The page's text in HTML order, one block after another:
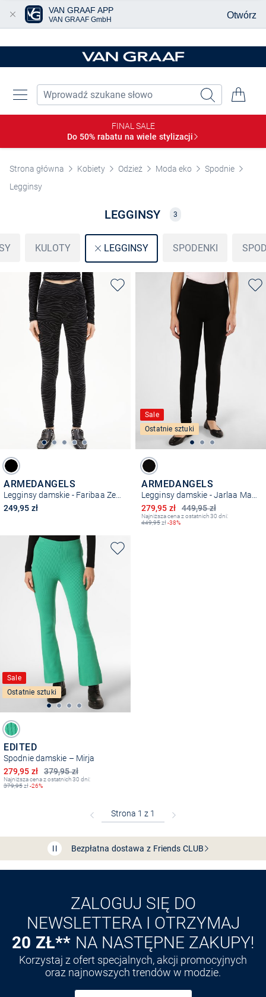
FINAL SALE
Do 50% rabatu na wiele stylizacji
Strona główna Kobiety Odzież Moda eko
Spodnie
Legginsy
LEGGINSY 3
KULOTY LEGGINSY SPODENKI
ARMEDANGELS
Legginsy damskie - Faribaa Zebraraa
249,95 zł
Sale
Ostatnie sztuki
ARMEDANGELS
449,95 zł
Obniżona cena
279,95 zł
Najniższa cena z ostatnich 30 dni:
449,95zł-38%
Sale
Ostatnie sztuki
EDITED
Spodnie damskie – Mirja
379,95 zł
Obniżona cena
279,95 zł
Najniższa cena z ostatnich 30 dni:
379,95zł-26%
Bezpłatna dostawa z FriendsCLUB
Przedłużenie czasu zwrotu towaru: 60 dni
Odkryj aplikację VAN GRAAF
ZALOGUJ SIĘ DO
NEWSLETTERA I OTRZYMAJ
20 ZŁ** NA NASTĘPNE ZAKUPY!
Korzystaj z ofert specjalnych, akcji promocyjnych
oraz najnowszych trendów w modzie.
VAN GRAAF APP
VAN GRAAF GmbH Otwórz